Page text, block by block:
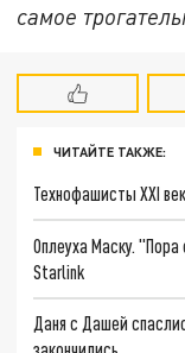
самое
ЧИТАЙТЕ ТАКЖЕ:
Технофашисты XXI
Оплеуха Маску.
Starlink
Даня с Дашей